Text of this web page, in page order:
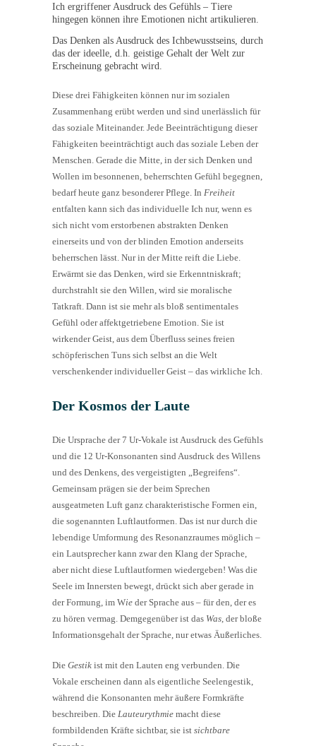
Ich ergriffener Ausdruck des Gefühls – Tiere
hingegen können ihre Emotionen nicht artikulieren.
Das Denken als Ausdruck des Ichbewusstseins, durch
das der ideelle, d.h. geistige Gehalt der Welt zur
Erscheinung gebracht wird.
Diese drei Fähigkeiten können nur im sozialen
Zusammenhang erübt werden und sind unerlässlich für
das soziale Miteinander. Jede Beeinträchtigung dieser
Fähigkeiten beeinträchtigt auch das soziale Leben der
Menschen. Gerade die Mitte, in der sich Denken und
Wollen im besonnenen, beherrschten Gefühl begegnen,
bedarf heute ganz besonderer Pflege. In Freiheit
entfalten kann sich das individuelle Ich nur, wenn es
sich nicht vom erstorbenen abstrakten Denken
einerseits und von der blinden Emotion anderseits
beherrschen lässt. Nur in der Mitte reift die Liebe.
Erwärmt sie das Denken, wird sie Erkenntniskraft;
durchstrahlt sie den Willen, wird sie moralische
Tatkraft. Dann ist sie mehr als bloß sentimentales
Gefühl oder affektgetriebene Emotion. Sie ist
wirkender Geist, aus dem Überfluss seines freien
schöpferischen Tuns sich selbst an die Welt
verschenkender individueller Geist – das wirkliche Ich.
Der Kosmos der Laute
Die Ursprache der 7 Ur-Vokale ist Ausdruck des Gefühls
und die 12 Ur-Konsonanten sind Ausdruck des Willens
und des Denkens, des vergeistigten „Begreifens“.
Gemeinsam prägen sie der beim Sprechen
ausgeatmeten Luft ganz charakteristische Formen ein,
die sogenannten Luftlautformen. Das ist nur durch die
lebendige Umformung des Resonanzraumes möglich –
ein Lautsprecher kann zwar den Klang der Sprache,
aber nicht diese Luftlautformen wiedergeben! Was die
Seele im Innersten bewegt, drückt sich aber gerade in
der Formung, im Wie der Sprache aus – für den, der es
zu hören vermag. Demgegenüber ist das Was , der bloße
Informationsgehalt der Sprache, nur etwas Äußerliches.
Die Gestik ist mit den Lauten eng verbunden. Die
Vokale erscheinen dann als eigentliche Seelengestik,
während die Konsonanten mehr äußere Formkräfte
beschreiben. Die Lauteurythmie macht diese
formbildenden Kräfte sichtbar, sie ist sichtbare